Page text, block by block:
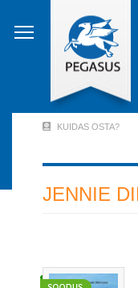
edasi
põhisisu
Account
Menu
KUIDAS OSTA?
JENNIE